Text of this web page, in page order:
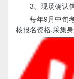
3、现场确认
每年9月中旬考
核报名资格,采集